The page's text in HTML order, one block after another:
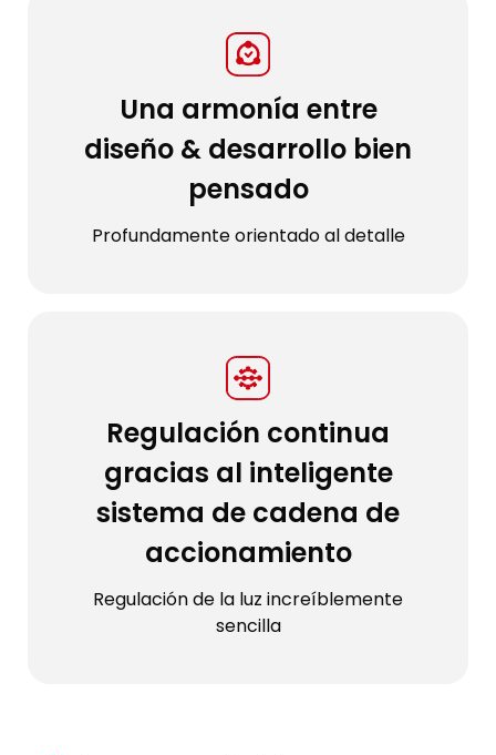
Una armonía entre
diseño & desarrollo bien
pensado
Profundamente orientado al detalle
Regulación continua
gracias al inteligente
sistema de cadena de
accionamiento
Regulación de la luz increíblemente
sencilla